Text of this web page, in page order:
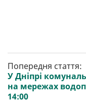
Попередня стаття:
У Дніпрі
на мережах
14:00